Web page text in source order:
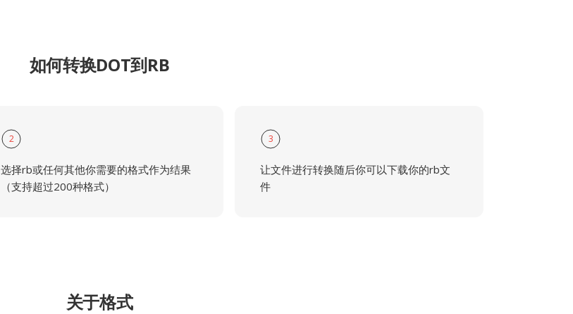
如何转换DOT到RB
2
选择rb或任何其他你需要的格式作为结果
（支持超过200种格式）
3
让文件进行转换随后你可以下载你的rb文
件
关于格式